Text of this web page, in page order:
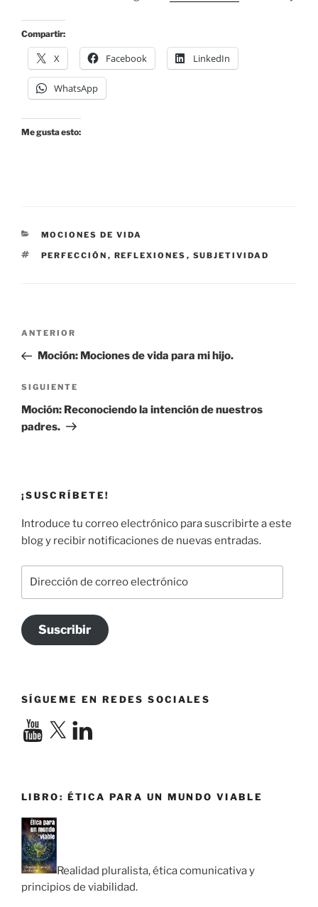
Compartir:
X Facebook LinkedIn
WhatsApp
Me gusta esto:
CATEGORÍAS
MOCIONES DE VIDA
ETIQUETAS
PERFECCIÓN , REFLEXIONES , SUBJETIVIDAD
Navegación
entradas
Entrada
anterior:
ANTERIOR
Moción: Mociones de vida para mi hijo.
Siguiente
entrada
SIGUIENTE
Moción: Reconociendo la intención de nuestros
padres.
¡SUSCRÍBETE!
Introduce tu correo electrónico para suscribirte a este
blog y recibir notificaciones de nuevas entradas.
electrónico
Suscribir
SÍGUEME EN REDES SOCIALES
YouTube
X LinkedIn
LIBRO: ÉTICA PARA UN MUNDO VIABLE
Realidad pluralista, ética comunicativa y
principios de viabilidad.